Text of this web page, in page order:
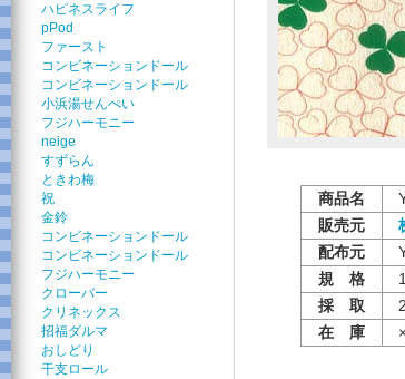
ハピネスライフ
pPod
ファースト
コンビネーションドール
コンビネーションドール
小浜湯せんぺい
フジハーモニー
neige
すずらん
ときわ梅
祝
金鈴
コンビネーションドール
コンビネーションドール
フジハーモニー
クローバー
クリネックス
招福ダルマ
おしどり
干支ロール
商品名
販売元
配布元
規 格
採 取
在 庫
×